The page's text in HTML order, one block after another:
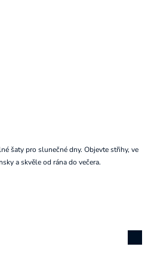
šaty pro slunečné dny. Objevte střihy, ve
a skvěle od rána do večera.